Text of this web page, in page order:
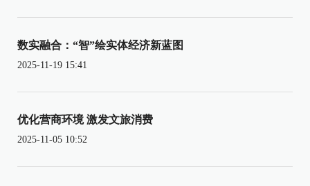
数实融合：“智”绘实体经济新蓝图
2025-11-19 15:41
优化营商环境 激发文旅消费
2025-11-05 10:52